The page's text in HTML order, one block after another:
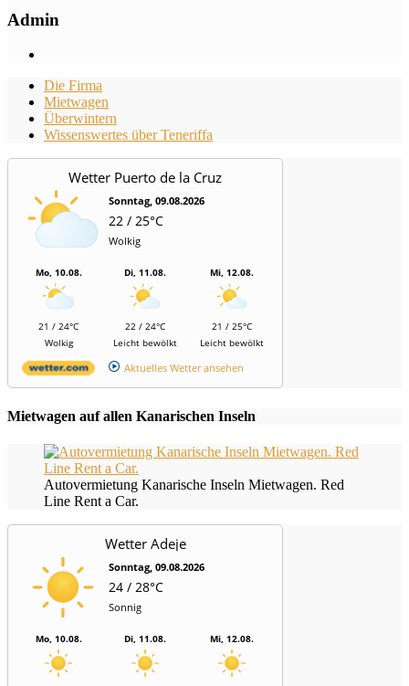
Admin
Die Firma
Mietwagen
Überwintern
Wissenswertes über Teneriffa
Wetter Puerto de la Cruz
Sonntag, 09.08.2026
22 / 25°C
Wolkig
Mo, 10.08.
21 / 24°C
Wolkig
Di, 11.08.
22 / 24°C
Leicht bewölkt
Mi, 12.08.
21 / 25°C
Leicht bewölkt
Aktuelles Wetter ansehen
Mietwagen auf allen Kanarischen Inseln
Autovermietung Kanarische Inseln Mietwagen. Red
Line Rent a Car.
Wetter Adeje
Sonntag, 09.08.2026
24 / 28°C
Sonnig
Mo, 10.08. Di, 11.08. Mi, 12.08.